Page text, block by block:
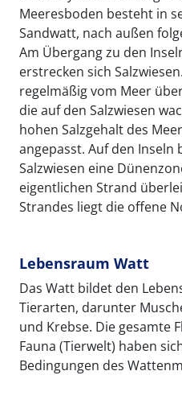
Meeresboden besteht in
Sandwatt, nach außen
Am Übergang zu den
erstrecken sich
regelmäßig vom Meer
die auf den Salzwiesen
hohen Salzgehalt des
angepasst. Auf den
Salzwiesen eine
eigentlichen Strand
Strandes liegt die offene
Lebensraum Watt
Das Watt bildet den
Tierarten, darunter
und Krebse. Die gesamte
Fauna (Tierwelt) haben
Bedingungen des